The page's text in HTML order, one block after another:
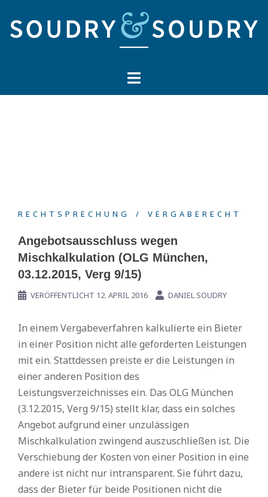
zum
Inhalt
RECHTSPRECHUNG VERGABERECHT
Angebotsausschluss wegen
Mischkalkulation (OLG München,
03.12.2015, Verg 9/15)
VERÖFFENTLICHT 12. APRIL 2016 DANIEL SOUDRY
In einem Vergabeverfahren kalkulierte ein Bieter
in einer Position nicht alle geforderten Leistungen
mit ein. Stattdessen preiste er die Leistungen in
einer anderen Position des
Leistungsverzeichnisses ein. Das OLG München
(3.12.2015, Verg 9/15) stellt klar, dass ein solches
Angebot aufgrund einer unzulässigen
Mischkalkulation zwingend auszuschließen ist. Die
Verschiebung der Kosten von einer Position in eine
andere ist nicht nur intransparent. Sie führt dazu,
dass der Bieter für beide Positionen nicht die